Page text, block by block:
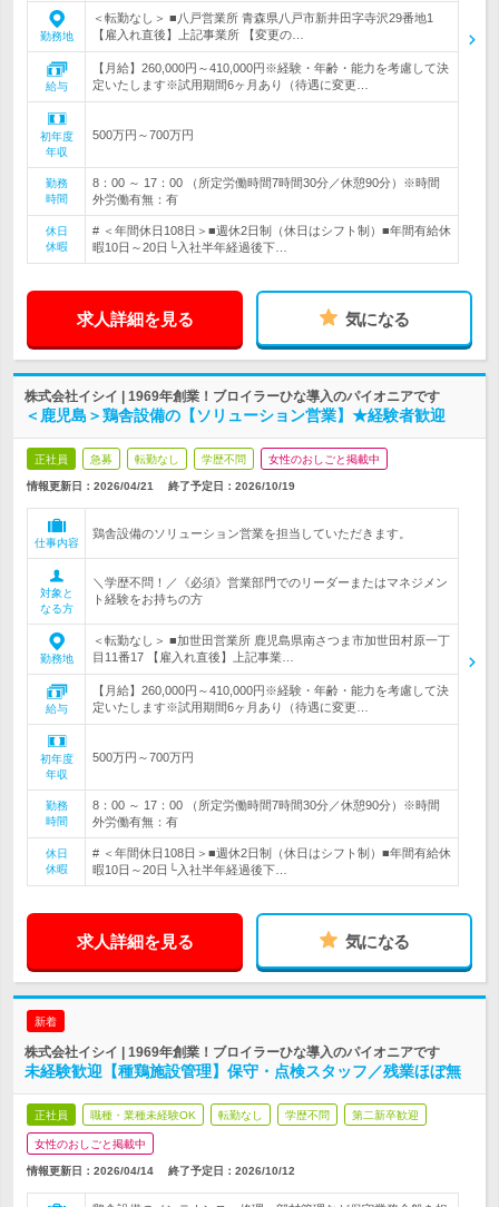
勤務地
＜転勤なし＞ ■八戸営業所 青森県八戸市新井田字寺沢29番地1
【雇入れ直後】上記事業所 【変更の…
給与
【月給】260,000円～410,000円※経験・年齢・能力を考慮して決
定いたします※試用期間6ヶ月あり（待遇に変更…
初年度
年収
500万円～700万円
勤務
時間
8：00 ～ 17：00 （所定労働時間7時間30分／休憩90分）※時間
外労働有無：有
休日
休暇
# ＜年間休日108日＞■週休2日制（休日はシフト制）■年間有給休
暇10日～20日└入社半年経過後下…
求人詳細を見る 気になる
株式会社イシイ | 1969年創業！ブロイラーひな導入のパイオニアです
＜鹿児島＞鶏舎設備の【ソリューション営業】★経験者歓迎
正社員 急募 転勤なし 学歴不問 女性のおしごと掲載中
情報更新日：2026/04/21 終了予定日： 2026/10/19
仕事内容
鶏舎設備のソリューション営業を担当していただきます。
対象と
なる方
＼学歴不問！／《必須》営業部門でのリーダーまたはマネジメン
ト経験をお持ちの方
勤務地
＜転勤なし＞ ■加世田営業所 鹿児島県南さつま市加世田村原一丁
目11番17 【雇入れ直後】上記事業…
給与
【月給】260,000円～410,000円※経験・年齢・能力を考慮して決
定いたします※試用期間6ヶ月あり（待遇に変更…
初年度
年収
500万円～700万円
勤務
時間
8：00 ～ 17：00 （所定労働時間7時間30分／休憩90分）※時間
外労働有無：有
休日
休暇
# ＜年間休日108日＞■週休2日制（休日はシフト制）■年間有給休
暇10日～20日└入社半年経過後下…
求人詳細を見る 気になる
新着
株式会社イシイ | 1969年創業！ブロイラーひな導入のパイオニアです
未経験歓迎【種鶏施設管理】保守・点検スタッフ／残業ほぼ無
正社員 職種・業種未経験OK 転勤なし 学歴不問 第二新卒歓迎
女性のおしごと掲載中
情報更新日：2026/04/14 終了予定日： 2026/10/12